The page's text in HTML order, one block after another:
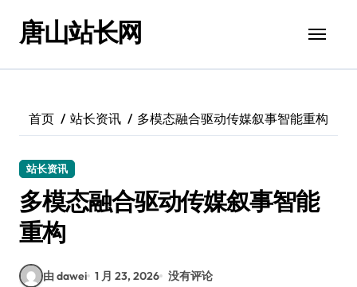
唐山站长网
首页 站长资讯 多模态融合驱动传媒叙事智能重构
站长资讯
多模态融合驱动传媒叙事智能
重构
由 dawei 1 月 23, 2026 没有评论